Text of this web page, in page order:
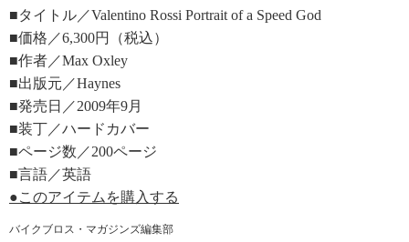
■タイトル／Valentino Rossi Portrait of a Speed God
■価格／6,300円（税込）
■作者／Max Oxley
■出版元／Haynes
■発売日／2009年9月
■装丁／ハードカバー
■ページ数／200ページ
■言語／英語
●このアイテムを購入する
バイクブロス・マガジンズ編集部